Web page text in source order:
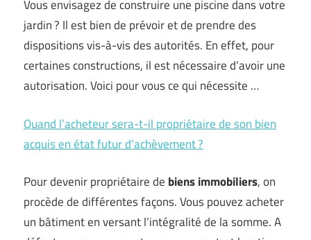
Vous envisagez de construire une piscine dans votre
jardin ? Il est bien de prévoir et de prendre des
dispositions vis-à-vis des autorités. En effet, pour
certaines constructions, il est nécessaire d’avoir une
autorisation. Voici pour vous ce qui nécessite …
Quand l’acheteur sera-t-il propriétaire de son bien
acquis en état futur d’achèvement ?
Pour devenir propriétaire de biens immobiliers, on
procède de différentes façons. Vous pouvez acheter
un bâtiment en versant l’intégralité de la somme. A